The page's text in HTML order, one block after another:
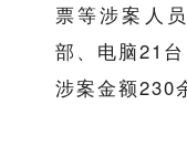
票等涉案人
部、电脑21
涉案金额230